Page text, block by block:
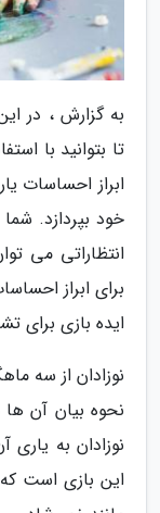
به گزارش ، در
تا بتوانید با
ابراز احساسات
خود بپردازد.
انتظاراتی می
برای ابراز
ایده بازی برای
نوزادان از سه
نحوه بیان آن
نوزادان به
این بازی است